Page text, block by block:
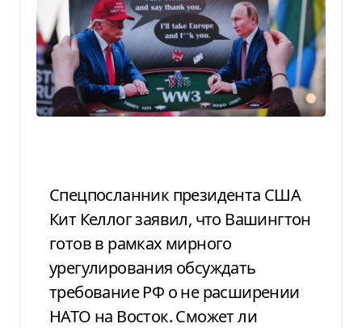
Спецпосланник президента США
Кит Келлог заявил, что Вашингтон
готов в рамках мирного
урегулирования обсуждать
требование РФ о не расширении
НАТО на Восток. Сможет ли